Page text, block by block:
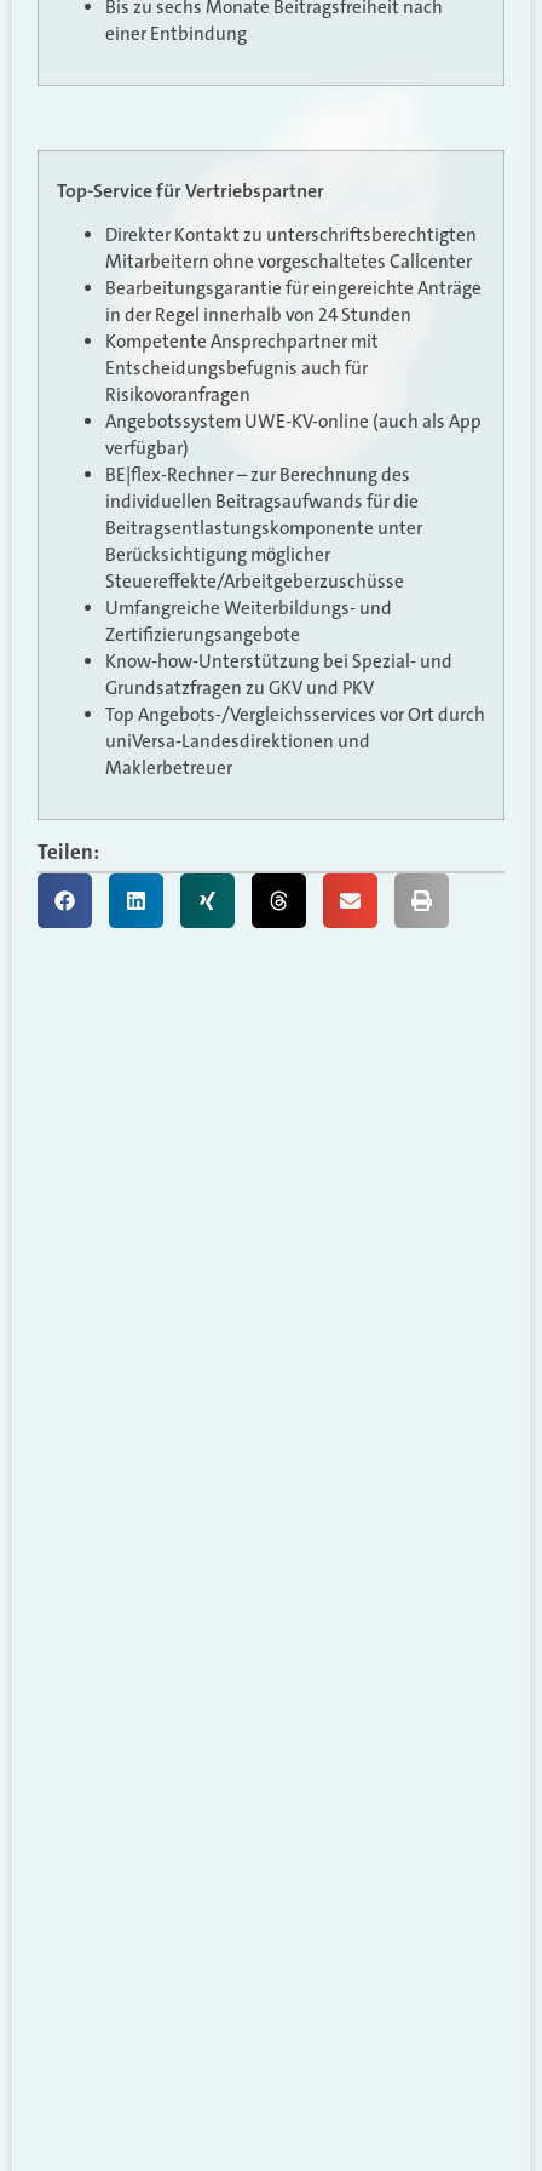
Bis zu sechs Monate Beitragsfreiheit nach
einer Entbindung
Top-Service für Vertriebspartner
Direkter Kontakt zu unterschriftsberechtigten
Mitarbeitern ohne vorgeschaltetes Callcenter
Bearbeitungsgarantie für eingereichte Anträge
in der Regel innerhalb von 24 Stunden
Kompetente Ansprechpartner mit
Entscheidungsbefugnis auch für
Risikovoranfragen
Angebotssystem UWE-KV-online (auch als App
verfügbar)
BE|flex-Rechner – zur Berechnung des
individuellen Beitragsaufwands für die
Beitragsentlastungskomponente unter
Berücksichtigung möglicher
Steuereffekte/Arbeitgeberzuschüsse
Umfangreiche Weiterbildungs- und
Zertifizierungsangebote
Know-how-Unterstützung bei Spezial- und
Grundsatzfragen zu GKV und PKV
Top Angebots-/Vergleichsservices vor Ort durch
uniVersa-Landesdirektionen und
Maklerbetreuer
Teilen: